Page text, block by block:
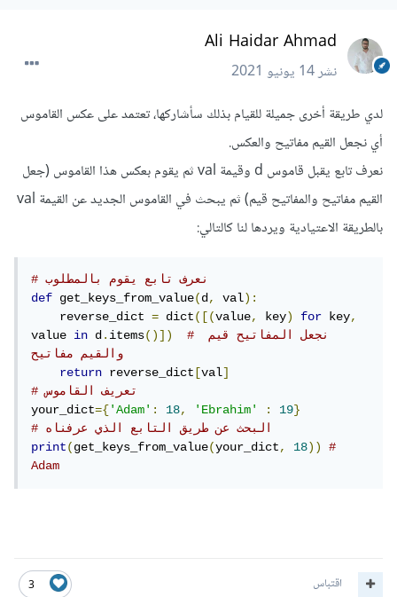
Ali Haidar Ahmad
نشر14 يونيو 2021
لدي طريقة أخرى جميلة للقيام بذلك سأشاركها، تعتمد على عكس القاموس
أي نجعل القيم مفاتيح والعكس.
نعرف تابع يقبل قاموس d وقيمة val ثم يقوم بعكس هذا القاموس (جعل
القيم مفاتيح والمفاتيح قيم) ثم يبحث في القاموس الجديد عن القيمة val
بالطريقة الاعتيادية ويردها لنا كالتالي:
# نعرف تابع يقوم بالمطلوب
def get_keys_from_value(d, val):
    reverse_dict
= dict([(value, key) for key,
value in d.items()])
# نجعل المفاتيح قيم
والقيم مفاتيح
return reverse_dict [val]
# تعريف القاموس
your_dict={'Adam': 18, 'Ebrahim' : 19}
# البحث عن طريق التابع الذي عرفناه
print(get_keys_from_value(your_dict, 18))
#
Adam
3 اقتباس